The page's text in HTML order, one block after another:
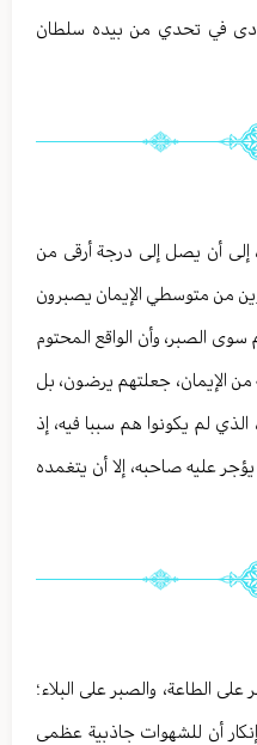
في تحدي من بيده سلطان
إلى أن يصل إلى درجة أرقى من
من متوسطي الإيمان يصبرون
سوى الصبر، وأن الواقع المحتوم
من الإيمان، جعلتهم يرضون، بل
لم يكونوا هم سببا فيه، إذ
عليه صاحبه، إلا أن يتغمده
الطاعة، والصبر على البلاء؛
أن للشهوات جاذبية عظمى